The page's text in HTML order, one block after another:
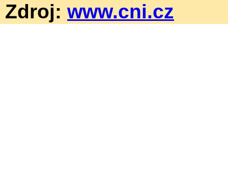
Zdroj: www.cni.cz